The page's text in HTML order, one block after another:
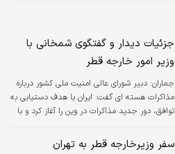
جزئیات دیدار و گفتگوی شمخانی با
وزیر امور خارجه قطر
جماران: دبیر شورای عالی امنیت ملی کشور درباره
مذاکرات هسته ای گفت: ایران با هدف دستیابی به
توافق، دور جدید مذاکرات در وین را آغاز کرد و با
گذشته به دیپلماسی پایبند خواهد بود.
سفر وزیرخارجه قطر به تهران